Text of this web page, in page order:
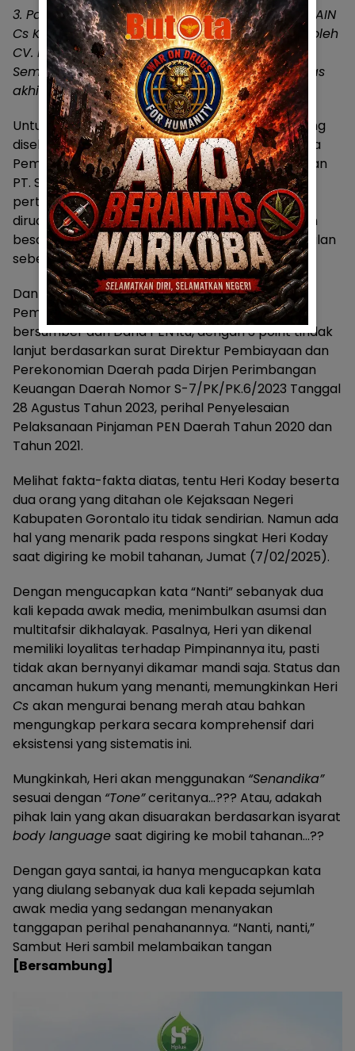
3. Paket pekerjaan peningkatan jalan Pone – STAIN
Cs Kecamatan Limboto Barat yang dikerjakan oleh
CV. Injilly dengan nilai kontrak Rp.9.289.922.970
Sementara realisasi pekerjaan fisik hingga batas
akhir hanya mencapai 35,14 persen.
Untuk dipahami, Sejumlah paket bermasalah yang
disebutkan diatas, adalah realisasi dari Kerjasama
Pemerintah Daerah Kabupaten Gorontalo dengan
PT. Sarana Multi Infrastruktur (SMI) untuk tahap
pertama. Kerja sama tersebut ditandatangani
diruang upango, pada Rabu (30/12/2020) dengan
besaran pinjaman sebesar Rp. 492 Miliar, dari usulan
sebelumnya dengan jumlah Rp. 500 Miliar.
Dan untuk menyelesaikan 14 pekerjaan tersebut,
Pemkab melanjutkan belasan proyek yang
bersumber dari Dana PEN itu, dengan 3 point tindak
lanjut berdasarkan surat Direktur Pembiayaan dan
Perekonomian Daerah pada Dirjen Perimbangan
Keuangan Daerah Nomor S-7/PK/PK.6/2023 Tanggal
28 Agustus Tahun 2023, perihal Penyelesaian
Pelaksanaan Pinjaman PEN Daerah Tahun 2020 dan
Tahun 2021.
Melihat fakta-fakta diatas, tentu Heri Koday beserta
dua orang yang ditahan ole Kejaksaan Negeri
Kabupaten Gorontalo itu tidak sendirian. Namun ada
hal yang menarik pada respons singkat Heri Koday
saat digiring ke mobil tahanan, Jumat (7/02/2025).
Dengan mengucapkan kata “Nanti” sebanyak dua
kali kepada awak media, menimbulkan asumsi dan
multitafsir dikhalayak. Pasalnya, Heri yan dikenal
memiliki loyalitas terhadap Pimpinannya itu, pasti
tidak akan bernyanyi dikamar mandi saja. Status dan
ancaman hukum yang menanti, memungkinkan Heri
Cs akan mengurai benang merah atau bahkan
mengungkap perkara secara komprehensif dari
eksistensi yang sistematis ini.
Mungkinkah, Heri akan menggunakan “Senandika”
sesuai dengan “Tone”ceritanya…??? Atau, adakah
pihak lain yang akan disuarakan berdasarkan isyarat
body language saat digiring ke mobil tahanan…??
Dengan gaya santai, ia hanya mengucapkan kata
yang diulang sebanyak dua kali kepada sejumlah
awak media yang sedangan menanyakan
tanggapan perihal penahanannya. “Nanti, nanti,”
Sambut Heri sambil melambaikan tangan
[Bersambung]